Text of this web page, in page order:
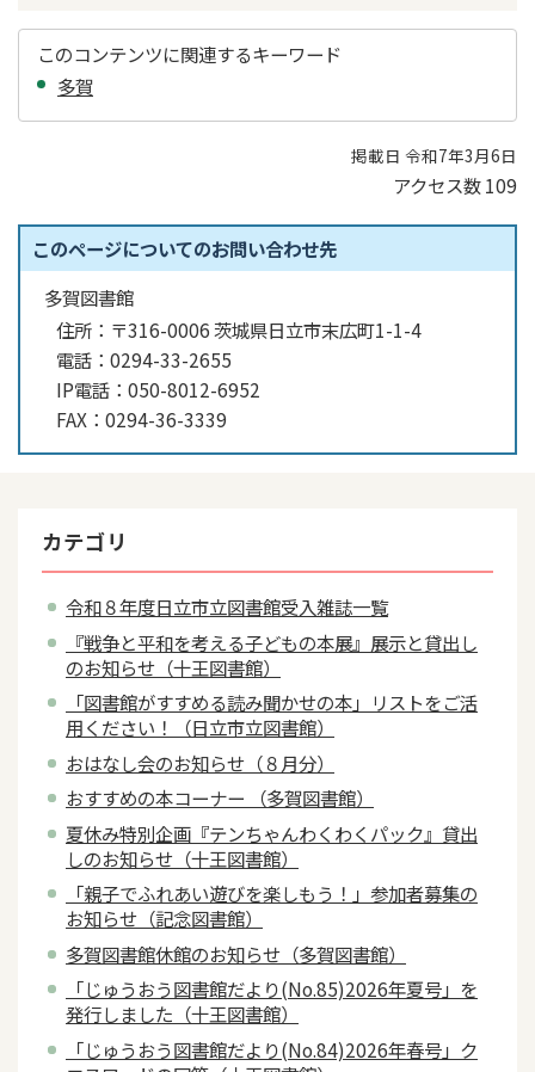
このコンテンツに関連するキーワード
多賀
掲載日 令和7年3月6日
アクセス数109
このページについてのお問い合わせ先
多賀図書館
住所： 〒316-0006 茨城県日立市末広町1-1-4
電話： 0294-33-2655
IP電話： 050-8012-6952
FAX： 0294-36-3339
カテゴリ
令和８年度日立市立図書館受入雑誌一覧
『戦争と平和を考える子どもの本展』展示と貸出し
のお知らせ（十王図書館）
「図書館がすすめる読み聞かせの本」リストをご活
用ください！（日立市立図書館）
おはなし会のお知らせ（８月分）
おすすめの本コーナー （多賀図書館）
夏休み特別企画『テンちゃんわくわくパック』貸出
しのお知らせ（十王図書館）
「親子でふれあい遊びを楽しもう！」参加者募集の
お知らせ（記念図書館）
多賀図書館休館のお知らせ（多賀図書館）
「じゅうおう図書館だより(No.85)2026年夏号」を
発行しました（十王図書館）
「じゅうおう図書館だより(No.84)2026年春号」ク